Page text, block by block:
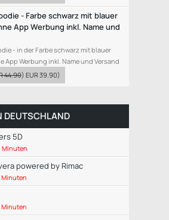
- Farbe schwarz mit blauer
App Werbung inkl. Name und
- in der Farbe schwarz mit blauer
App Werbung inkl. Name und Versand
44.90) EUR 39.90)
DEUTSCHLAND
5D
Minuten
powered by Rimac
Minuten
Minuten